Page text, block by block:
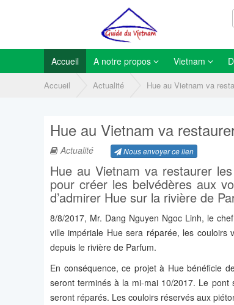
Accueil A notre propos Vietnam
Accueil Actualité Hue au Vietnam va
Hue au Vietnam va
Actualité Nous envoyer ce lien
Hue au Vietnam va restaurer
pour créer les belvédères aux
d’admirer Hue sur la rivière de
8/8/2017, Mr. Dang Nguyen Ngoc Linh, le
ville impériale Hue sera réparée, les
depuis le rivière de Parfum.
En conséquence, ce projet à Hue bénéficie
seront terminés à la mi-mai 10/2017. Le
seront réparés. Les couloirs réservés aux